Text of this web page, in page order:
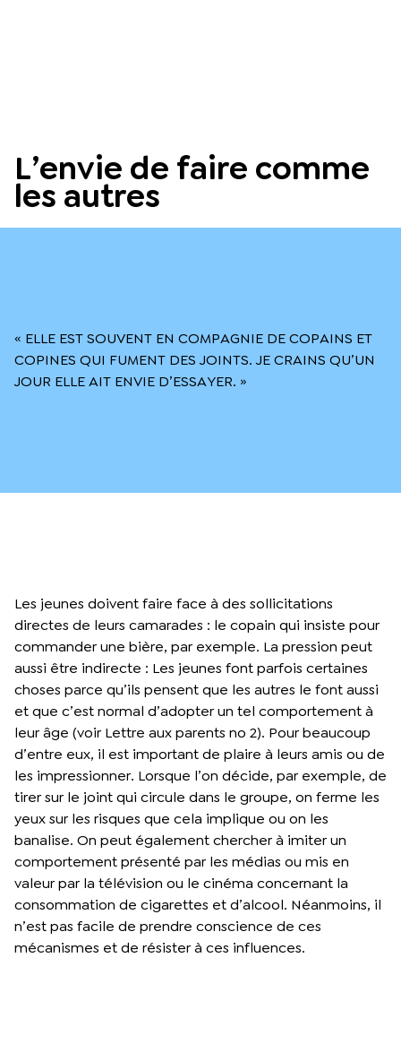
L’envie de faire comme
les autres
« ELLE EST SOUVENT EN COMPAGNIE DE COPAINS ET
COPINES QUI FUMENT DES JOINTS. JE CRAINS QU’UN
JOUR ELLE AIT ENVIE D’ESSAYER. »
Les jeunes doivent faire face à des sollicitations
directes de leurs camarades : le copain qui insiste pour
commander une bière, par exemple. La pression peut
aussi être indirecte : Les jeunes font parfois certaines
choses parce qu’ils pensent que les autres le font aussi
et que c’est normal d’adopter un tel comportement à
leur âge (voir Lettre aux parents no 2). Pour beaucoup
d’entre eux, il est important de plaire à leurs amis ou de
les impressionner. Lorsque l’on décide, par exemple, de
tirer sur le joint qui circule dans le groupe, on ferme les
yeux sur les risques que cela implique ou on les
banalise. On peut également chercher à imiter un
comportement présenté par les médias ou mis en
valeur par la télévision ou le cinéma concernant la
consommation de cigarettes et d’alcool. Néanmoins, il
n’est pas facile de prendre conscience de ces
mécanismes et de résister à ces influences.